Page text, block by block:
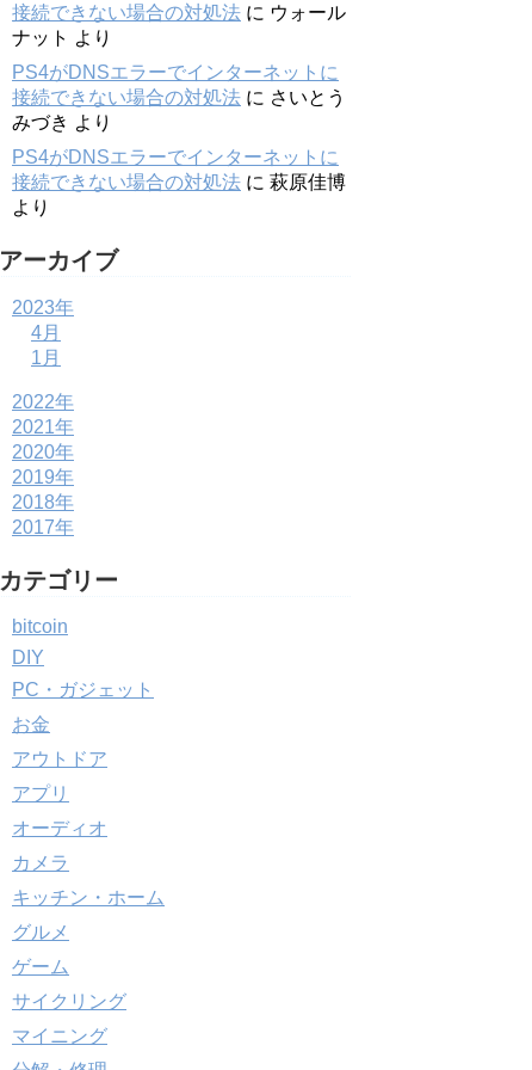
接続できない場合の対処法 に ウォール
ナット より
PS4がDNSエラーでインターネットに
接続できない場合の対処法 に さいとう
みづき より
PS4がDNSエラーでインターネットに
接続できない場合の対処法 に 萩原佳博
より
アーカイブ
2023年
4月
1月
2022年
2021年
2020年
2019年
2018年
2017年
カテゴリー
bitcoin
DIY
PC・ガジェット
お金
アウトドア
アプリ
オーディオ
カメラ
キッチン・ホーム
グルメ
ゲーム
サイクリング
マイニング